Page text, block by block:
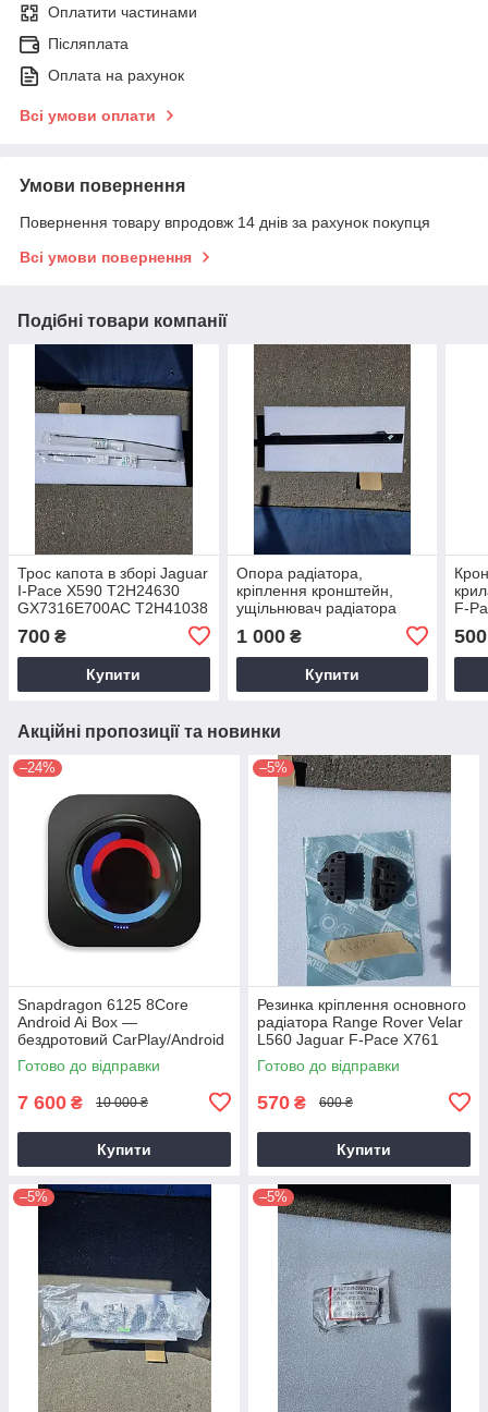
Оплатити частинами
Післяплата
Оплата на рахунок
Всі умови оплати
Умови повернення
Повернення товару впродовж 14 днів за рахунок покупця
Всі умови повернення
Подібні товари компанії
Трос капота в зборі Jaguar
I-Pace X590 T2H24630
GX7316E700AC T2H41038
T2H41039 T4N3060
LR093224 оригінал Б/В
700 ₴
Купити
Опора радіатора,
кріплення кронштейн,
ущільнювач радіатора
X761 T2H24819
GX738A107AC LR092462
1 000₴
Купити
F-
500
Акційні пропозиції та новинки
–24%
Snapdragon 6125 8Core
Android Ai Box —
бездротовий CarPlay/Android
Auto для BMW
ID6/ID7/ID8/ID9
Готово до відправки
7 600 ₴ 10 000 ₴
Купити
–5%
Резинка кріплення основного
радіатора Range Rover Velar
L560 Jaguar F-Pace X761
XR832980 LR092467
оригінал 1шт
Готово до відправки
570 ₴ 600 ₴
Купити
–5% –5%